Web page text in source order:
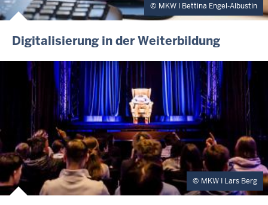
MKW I Bettina Engel-Albustin
Digitalisierung in der Weiterbildung
MKW I Lars Berg